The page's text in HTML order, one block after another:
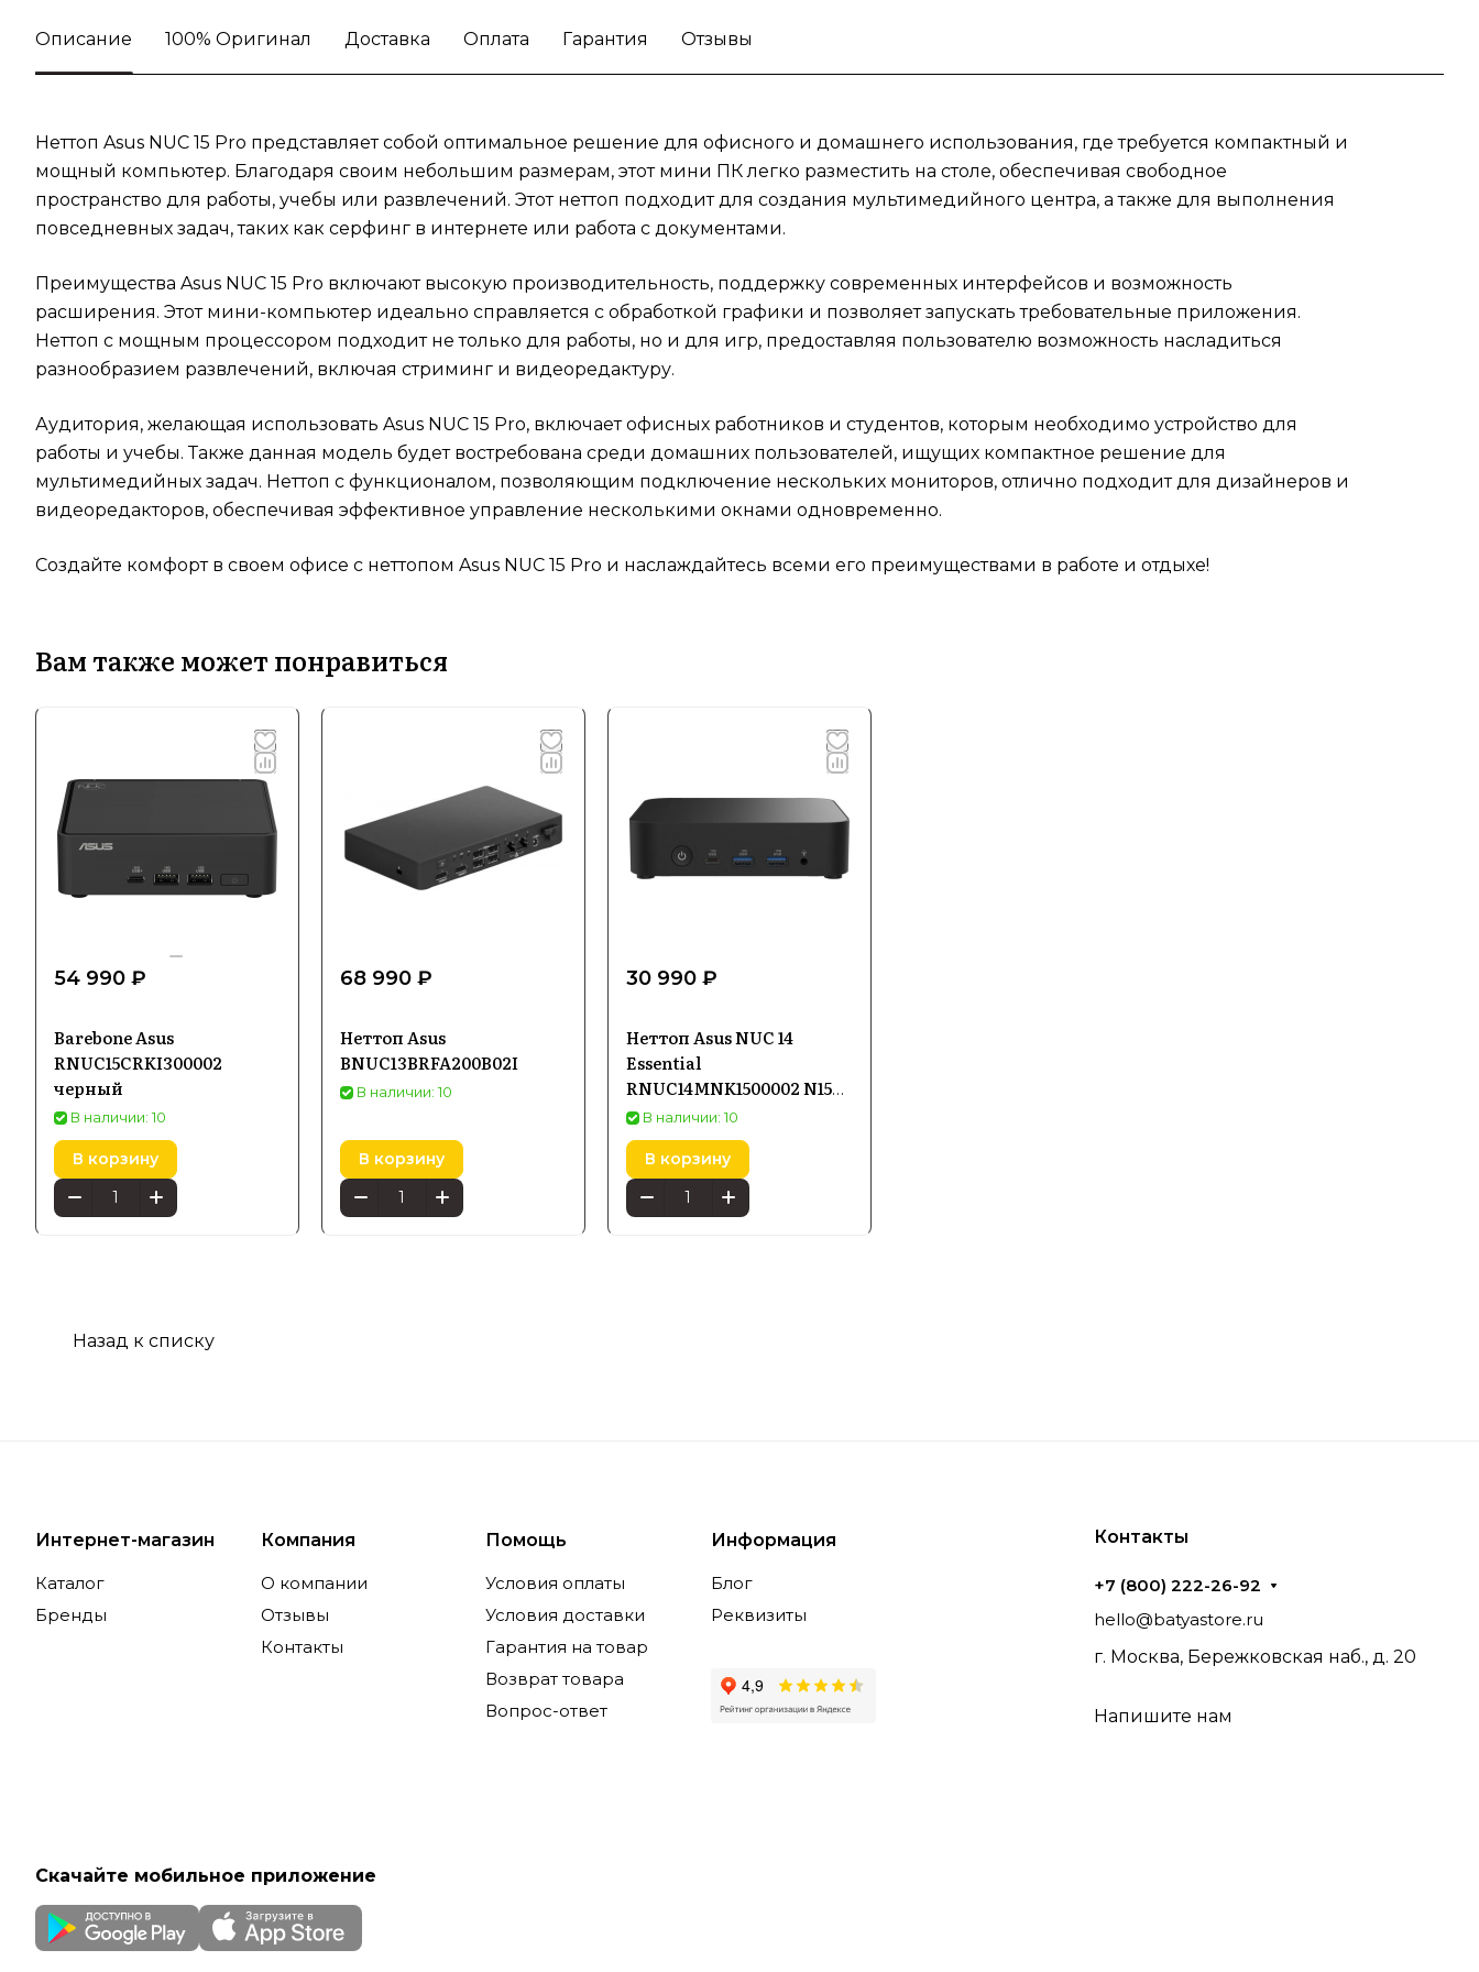
офисных работников и студентов, которым
необходимо устройство для работы и учебы.
среди домашних пользователей, ищущих
компактное решение для мультимедийных
задач. Неттоп с функционалом, позволяющим
подключение нескольких мониторов, отлично
подходит для дизайнеров и видеоредакторов,
несколькими окнами одновременно. Создайте
комфорт в своем офисе с неттопом Asus NUC 15
Pro и наслаждайтесь всеми его
преимуществами в работе и отдыхе!
Описание 100% Оригинал Доставка Оплата Гарантия Отзывы
Неттоп Asus NUC 15 Pro представляет собой оптимальное решение для офисного и домашнего использования, где требуется компактный и
мощный компьютер. Благодаря своим небольшим размерам, этот мини ПК легко разместить на столе, обеспечивая свободное
пространство для работы, учебы или развлечений. Этот неттоп подходит для создания мультимедийного центра, а также для выполнения
повседневных задач, таких как серфинг в интернете или работа с документами.
Преимущества Asus NUC 15 Pro включают высокую производительность, поддержку современных интерфейсов и возможность
расширения. Этот мини-компьютер идеально справляется с обработкой графики и позволяет запускать требовательные приложения.
Неттоп с мощным процессором подходит не только для работы, но и для игр, предоставляя пользователю возможность насладиться
разнообразием развлечений, включая стриминг и видеоредактуру.
Аудитория, желающая использовать Asus NUC 15 Pro, включает офисных работников и студентов, которым необходимо устройство для
работы и учебы. Также данная модель будет востребована среди домашних пользователей, ищущих компактное решение для
мультимедийных задач. Неттоп с функционалом, позволяющим подключение нескольких мониторов, отлично подходит для дизайнеров и
видеоредакторов, обеспечивая эффективное управление несколькими окнами одновременно.
Создайте комфорт в своем офисе с неттопом Asus NUC 15 Pro и наслаждайтесь всеми его преимуществами в работе и отдыхе!
Вам также может понравиться
54 990 ₽
Barebone Asus
RNUC15CRKI300002
черный
В наличии: 10
В корзину
68 990 ₽
Неттоп Asus
BNUC13BRFA200B02I
В наличии: 10
В корзину
30 990 ₽
Неттоп Asus NUC 14
Essential
RNUC14MNK1500002 N150
(90AR00M2M000F0)
В наличии: 10
В корзину
Назад к списку
Интернет-магазин
Каталог
Бренды
Компания
О компании
Отзывы
Контакты
Помощь
Условия оплаты
Условия доставки
Гарантия на товар
Возврат товара
Вопрос-ответ
Информация
Блог
Реквизиты
Контакты
+7 (800) 222-26-92
hello@batyastore.ru
г. Москва, Бережковская наб., д. 20
Напишите нам
Скачайте мобильное приложение